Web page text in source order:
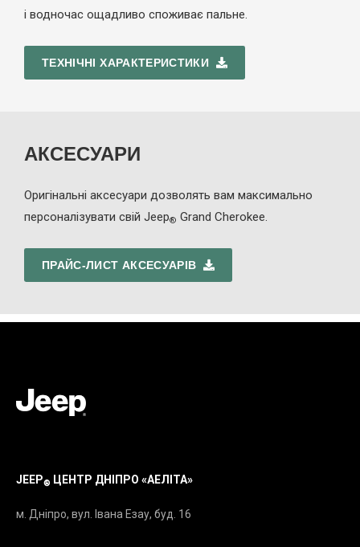
і водночас ощадливо споживає пальне.
ТЕХНІЧНІ ХАРАКТЕРИСТИКИ
АКСЕСУАРИ
Оригінальні аксесуари дозволять вам максимально
персоналізувати свій Jeep® Grand Cherokee.
ПРАЙС-ЛИСТ АКСЕСУАРІВ
JEEP® ЦЕНТР ДНІПРО «АЕЛІТА»
м. Дніпро, вул. Івана Езау, буд. 16